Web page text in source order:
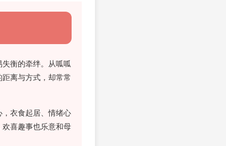
衡的牵绊。从呱呱
离与方式，却常常
衣食起居、情绪心
喜趣事也乐意和母